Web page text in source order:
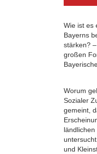
Wie ist es
Bayerns
stärken?
großen
Worum
Sozialer
gemeint,
und